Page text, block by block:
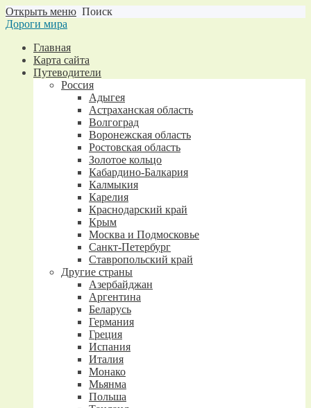
Открыть меню Поиск
Дороги мира
Главная
Карта сайта
Путеводители
Россия
Адыгея
Астраханская область
Волгоград
Воронежская область
Ростовская область
Золотое кольцо
Кабардино-Балкария
Калмыкия
Карелия
Краснодарский край
Крым
Москва и Подмосковье
Санкт-Петербург
Ставропольский край
Другие страны
Азербайджан
Аргентина
Беларусь
Германия
Греция
Испания
Италия
Монако
Мьянма
Польша